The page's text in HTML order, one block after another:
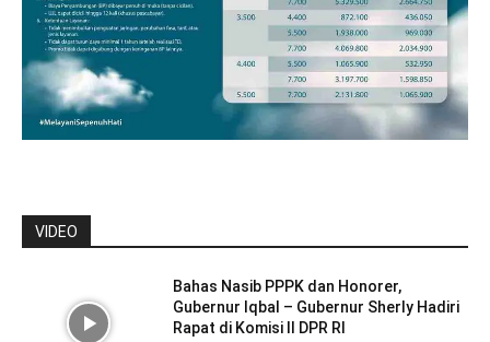
VIDEO
Bahas Nasib PPPK dan Honorer,
Gubernur Iqbal – Gubernur Sherly Hadiri
Rapat di Komisi II DPR RI